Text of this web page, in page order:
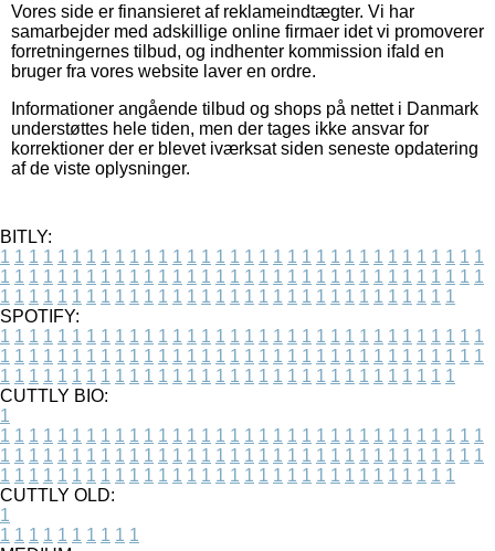
Vores side er finansieret af reklameindtægter. Vi har
samarbejder med adskillige online firmaer idet vi promoverer
forretningernes tilbud, og indhenter kommission ifald en
bruger fra vores website laver en ordre.
Informationer angående tilbud og shops på nettet i Danmark
understøttes hele tiden, men der tages ikke ansvar for
korrektioner der er blevet iværksat siden seneste opdatering
af de viste oplysninger.
BITLY:
1 1 1 1 1 1 1 1 1 1 1 1 1 1 1 1 1 1 1 1 1 1 1 1 1 1 1 1 1 1 1 1 1 1
1 1 1 1 1 1 1 1 1 1 1 1 1 1 1 1 1 1 1 1 1 1 1 1 1 1 1 1 1 1 1 1 1 1
1 1 1 1 1 1 1 1 1 1 1 1 1 1 1 1 1 1 1 1 1 1 1 1 1 1 1 1 1 1 1 1
SPOTIFY:
1 1 1 1 1 1 1 1 1 1 1 1 1 1 1 1 1 1 1 1 1 1 1 1 1 1 1 1 1 1 1 1 1 1
1 1 1 1 1 1 1 1 1 1 1 1 1 1 1 1 1 1 1 1 1 1 1 1 1 1 1 1 1 1 1 1 1 1
1 1 1 1 1 1 1 1 1 1 1 1 1 1 1 1 1 1 1 1 1 1 1 1 1 1 1 1 1 1 1 1
CUTTLY BIO:
1
1 1 1 1 1 1 1 1 1 1 1 1 1 1 1 1 1 1 1 1 1 1 1 1 1 1 1 1 1 1 1 1 1 1
1 1 1 1 1 1 1 1 1 1 1 1 1 1 1 1 1 1 1 1 1 1 1 1 1 1 1 1 1 1 1 1 1 1
1 1 1 1 1 1 1 1 1 1 1 1 1 1 1 1 1 1 1 1 1 1 1 1 1 1 1 1 1 1 1 1
CUTTLY OLD:
1
1 1 1 1 1 1 1 1 1 1